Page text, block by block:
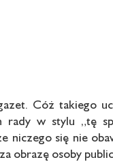
Cóż takiego
rady w stylu „tę
niczego się nie
obrazę osoby